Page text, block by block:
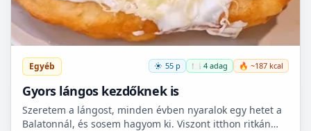
Egyéb 55 p 🍽️ 4 adag 🔥 ~187 kcal
Gyors lángos kezdőknek is
Szeretem a lángost, minden évben nyaralok egy hetet a
Balatonnál, és sosem hagyom ki. Viszont itthon ritkán